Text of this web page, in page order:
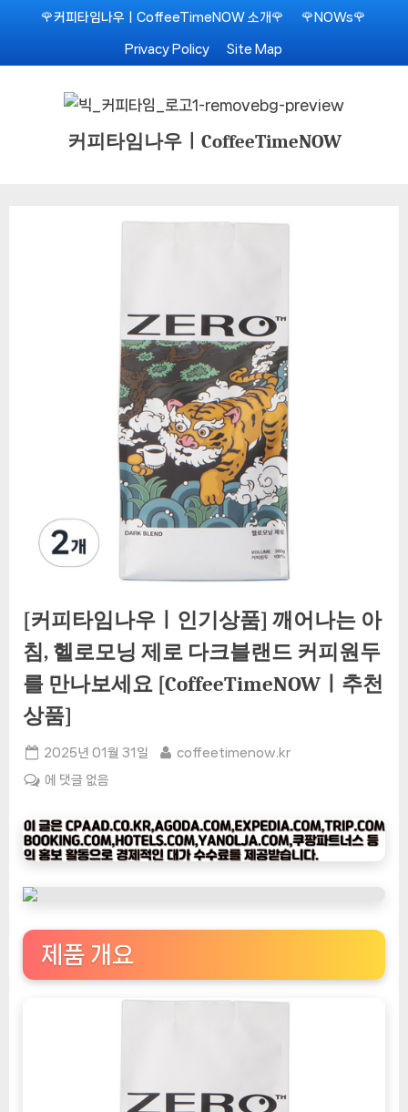
content
🌹커피타임나우ㅣCoffeeTimeNOW 소개🌹 🌹NOWs🌹
Privacy Policy Site Map
커피타임나우ㅣCoffeeTimeNOW
[커피타임나우ㅣ인기상품] 깨어나는 아
침, 헬로모닝 제로 다크블랜드 커피원두
를 만나보세요 [CoffeeTimeNOWㅣ추천
상품]
Posted
on
2025년 01월 31일 By
coffeetimenow.kr
[커
타
임
나
인
기
에 댓글 없음
제품 개요